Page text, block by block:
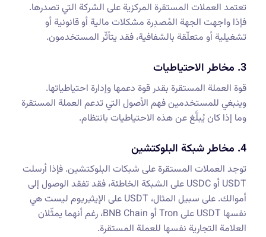
تعتمد العملات المستقرة المركزية على الشركة التي تصدرها.
فإذا واجهت الجهة المُصدِرة مشكلات مالية أو قانونية أو
تشغيلية أو متعلّقة بالشفافية، فقد يتأثّر المستخدمون.
3. مخاطر الاحتياطيات
قوة العملة المستقرة بقدر قوة دعمها وإدارة احتياطياتها.
وينبغي للمستخدمين فهم الأصول التي تدعم العملة المستقرة
وما إذا كان يُبلَّغ عن هذه الاحتياطيات بانتظام.
4. مخاطر شبكة البلوكتشين
توجد العملات المستقرة على شبكات البلوكتشين. فإذا أرسلت
USDT أو USDC على الشبكة الخاطئة، فقد تفقد الوصول إلى
أموالك. على سبيل المثال، USDT على الإيثيريوم ليست هي
نفسها USDT على Tron أو BNB Chain، رغم أنهما يمثّلان
العلامة التجارية نفسها للعملة المستقرة.